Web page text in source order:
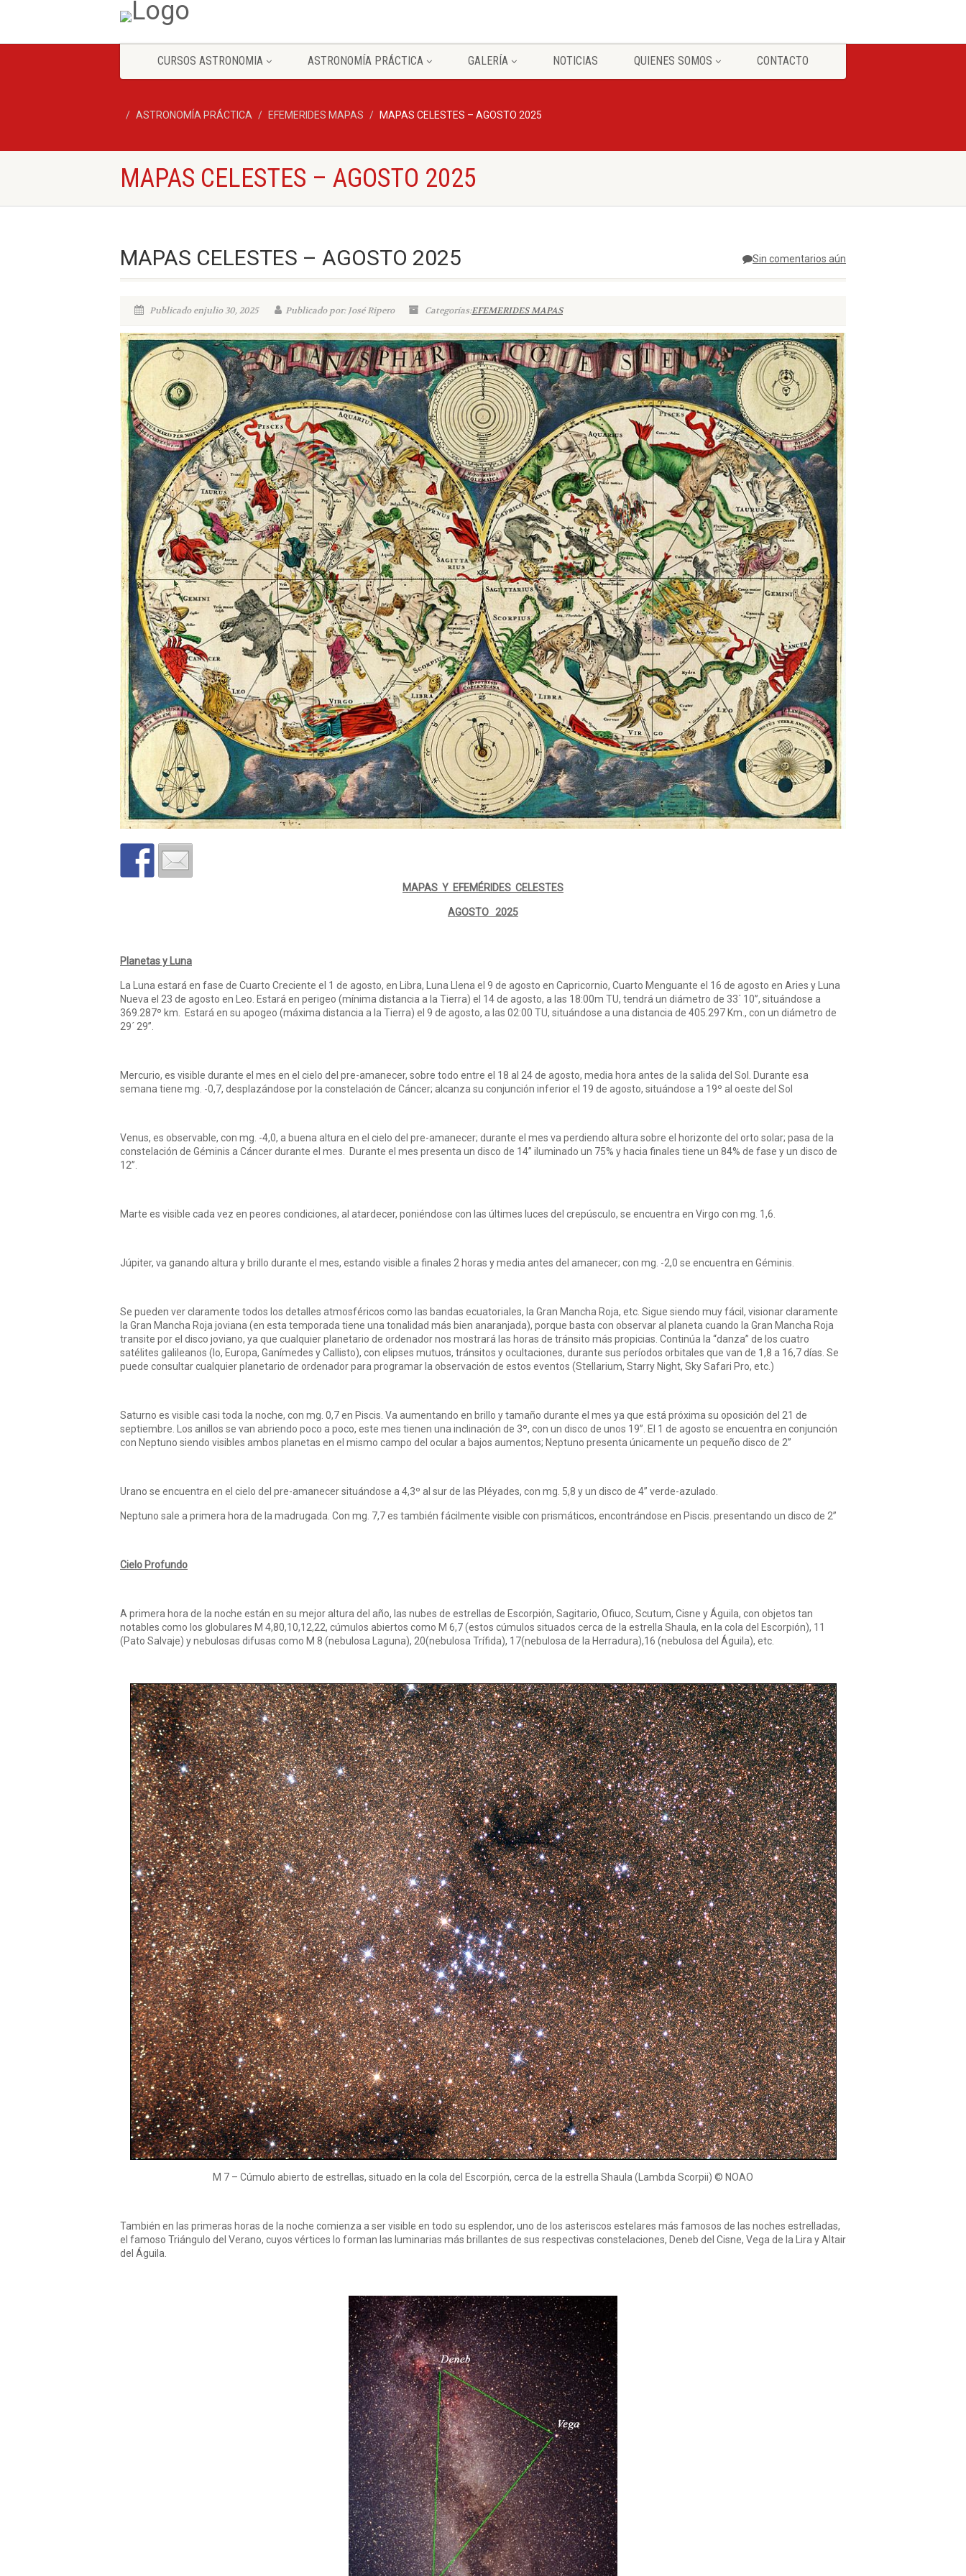
CURSOS ASTRONOMIA ASTRONOMÍA PRÁCTICA GALERÍA NOTICIAS QUIENES SOMOS CONTACTO
ASTRONOMÍA PRÁCTICA EFEMERIDES MAPAS MAPAS CELESTES – AGOSTO 2025
MAPAS CELESTES – AGOSTO 2025
Sin comentarios aún
MAPAS CELESTES – AGOSTO 2025
Publicado enjulio 30, 2025 Publicado por: José Ripero Categorías:EFEMERIDES MAPAS
MAPAS Y EFEMÉRIDES CELESTES
AGOSTO 2025
Planetas y Luna
La Luna estará en fase de Cuarto Creciente el 1 de agosto, en Libra, Luna Llena el 9 de agosto en Capricornio, Cuarto Menguante el 16 de agosto en Aries y Luna
Nueva el 23 de agosto en Leo. Estará en perigeo (mínima distancia a la Tierra) el 14 de agosto, a las 18:00m TU, tendrá un diámetro de 33´ 10”, situándose a
369.287º km. Estará en su apogeo (máxima distancia a la Tierra) el 9 de agosto, a las 02:00 TU, situándose a una distancia de 405.297 Km., con un diámetro de
29´ 29”.
Mercurio, es visible durante el mes en el cielo del pre-amanecer, sobre todo entre el 18 al 24 de agosto, media hora antes de la salida del Sol. Durante esa
semana tiene mg. -0,7, desplazándose por la constelación de Cáncer; alcanza su conjunción inferior el 19 de agosto, situándose a 19º al oeste del Sol
Venus, es observable, con mg. -4,0, a buena altura en el cielo del pre-amanecer; durante el mes va perdiendo altura sobre el horizonte del orto solar; pasa de la
constelación de Géminis a Cáncer durante el mes. Durante el mes presenta un disco de 14” iluminado un 75% y hacia finales tiene un 84% de fase y un disco de
12”.
Marte es visible cada vez en peores condiciones, al atardecer, poniéndose con las últimes luces del crepúsculo, se encuentra en Virgo con mg. 1,6.
Júpiter, va ganando altura y brillo durante el mes, estando visible a finales 2 horas y media antes del amanecer; con mg. -2,0 se encuentra en Géminis.
Se pueden ver claramente todos los detalles atmosféricos como las bandas ecuatoriales, la Gran Mancha Roja, etc. Sigue siendo muy fácil, visionar claramente
la Gran Mancha Roja joviana (en esta temporada tiene una tonalidad más bien anaranjada), porque basta con observar al planeta cuando la Gran Mancha Roja
transite por el disco joviano, ya que cualquier planetario de ordenador nos mostrará las horas de tránsito más propicias. Continúa la “danza” de los cuatro
satélites galileanos (Io, Europa, Ganímedes y Callisto), con elipses mutuos, tránsitos y ocultaciones, durante sus períodos orbitales que van de 1,8 a 16,7 días. Se
puede consultar cualquier planetario de ordenador para programar la observación de estos eventos (Stellarium, Starry Night, Sky Safari Pro, etc.)
Saturno es visible casi toda la noche, con mg. 0,7 en Piscis. Va aumentando en brillo y tamaño durante el mes ya que está próxima su oposición del 21 de
septiembre. Los anillos se van abriendo poco a poco, este mes tienen una inclinación de 3º, con un disco de unos 19”. El 1 de agosto se encuentra en conjunción
con Neptuno siendo visibles ambos planetas en el mismo campo del ocular a bajos aumentos; Neptuno presenta únicamente un pequeño disco de 2”
Urano se encuentra en el cielo del pre-amanecer situándose a 4,3º al sur de las Pléyades, con mg. 5,8 y un disco de 4” verde-azulado.
Neptuno sale a primera hora de la madrugada. Con mg. 7,7 es también fácilmente visible con prismáticos, encontrándose en Piscis. presentando un disco de 2”
Cielo Profundo
A primera hora de la noche están en su mejor altura del año, las nubes de estrellas de Escorpión, Sagitario, Ofiuco, Scutum, Cisne y Águila, con objetos tan
notables como los globulares M 4,80,10,12,22, cúmulos abiertos como M 6,7 (estos cúmulos situados cerca de la estrella Shaula, en la cola del Escorpión), 11
(Pato Salvaje) y nebulosas difusas como M 8 (nebulosa Laguna), 20(nebulosa Trífida), 17(nebulosa de la Herradura),16 (nebulosa del Águila), etc.
M 7 – Cúmulo abierto de estrellas, situado en la cola del Escorpión, cerca de la estrella Shaula (Lambda Scorpii) © NOAO
También en las primeras horas de la noche comienza a ser visible en todo su esplendor, uno de los asteriscos estelares más famosos de las noches estrelladas,
el famoso Triángulo del Verano, cuyos vértices lo forman las luminarias más brillantes de sus respectivas constelaciones, Deneb del Cisne, Vega de la Lira y Altair
del Águila.